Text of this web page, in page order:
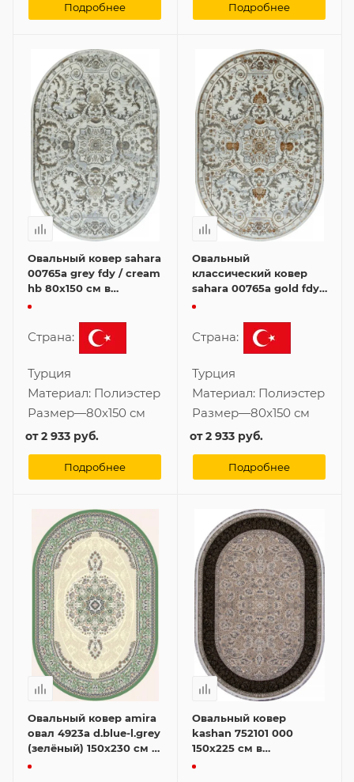
Подробнее Подробнее
Овальный ковер sahara
00765a grey fdy / cream
hb 80x150 см в
классическом стиле
Страна:
Турция
Материал: Полиэстер
Размер—80x150 см
от2 933 руб.
Подробнее
Овальный
классический ковер
sahara 00765a gold fdy /
cream hb 80x150 см
Страна:
Турция
Материал: Полиэстер
Размер—80x150 см
от2 933 руб.
Подробнее
Овальный ковер amira
овал 4923a d.blue-l.grey
(зелёный) 150x230 см в
классическом стиле
Овальный ковер
kashan 752101 000
150x225 см в
классическом стиле